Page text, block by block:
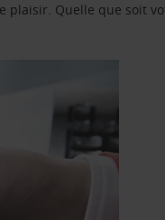
Quelle que soit